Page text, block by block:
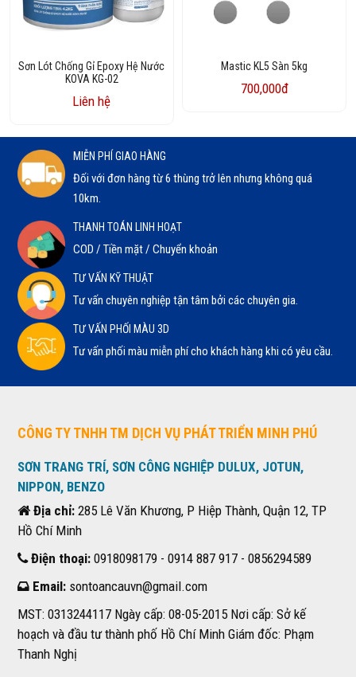
Sơn Lót Chống Gỉ Epoxy Hệ Nước
KOVA KG-02
Liên hệ
Mastic KL5 Sàn 5kg
700,000đ
MIỄN PHÍ GIAO HÀNG
Đối với đơn hàng từ 6 thùng trở lên nhưng không quá
10km.
THANH TOÁN LINH HOẠT
COD / Tiền mặt / Chuyển khoản
TƯ VẤN KỸ THUẬT
Tư vấn chuyên nghiệp tận tâm bởi các chuyên gia.
TƯ VẤN PHỐI MÀU 3D
Tư vấn phối màu miễn phí cho khách hàng khi có yêu cầu.
CÔNG TY TNHH TM DỊCH VỤ PHÁT TRIỂN MINH PHÚ
SƠN TRANG TRÍ, SƠN CÔNG NGHIỆP DULUX, JOTUN,
NIPPON, BENZO
Địa chỉ: 285 Lê Văn Khương, P Hiệp Thành, Quận 12, TP
Hồ Chí Minh
Điện thoại: 0918098179 - 0914 887 917 - 0856294589
Email: sontoancauvn@gmail.com
MST: 0313244117 Ngày cấp: 08-05-2015 Nơi cấp: Sở kế
hoạch và đầu tư thành phố Hồ Chí Minh Giám đốc: Phạm
Thanh Nghị